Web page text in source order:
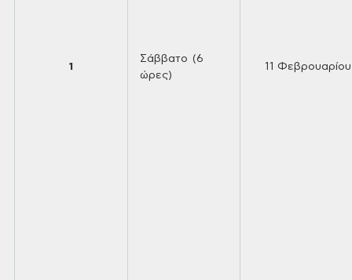
1
Σάββατο (6
ώρες)
11 Φεβρουαρίου